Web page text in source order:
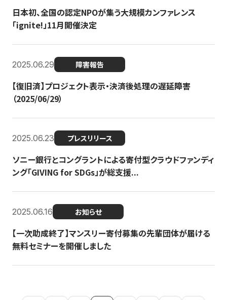
日本初、全国の認定NPOが集う大規模カンファレンス
「ignite!」11月開催決定
2025.06.29 障害報告
【復旧済】プロジェクト表示・決済後処理の遅延障害
（2025/06/29）
2025.06.23 プレスリリース
ソニー銀行とコングラントによる寄付型クラウドファンディ
ング「GIVING for SDGs」が総支援...
2025.06.16 お知らせ
【一次助成終了】マンスリー寄付募集の先輩団体が届ける
無料セミナーを開催しました